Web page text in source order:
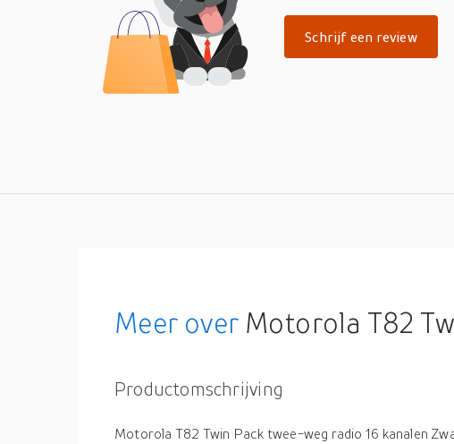
Schrijf een review
Meer over Motorola T82
Productomschrijving
Motorola T82 Twin Pack twee-weg radio 16 kanalen